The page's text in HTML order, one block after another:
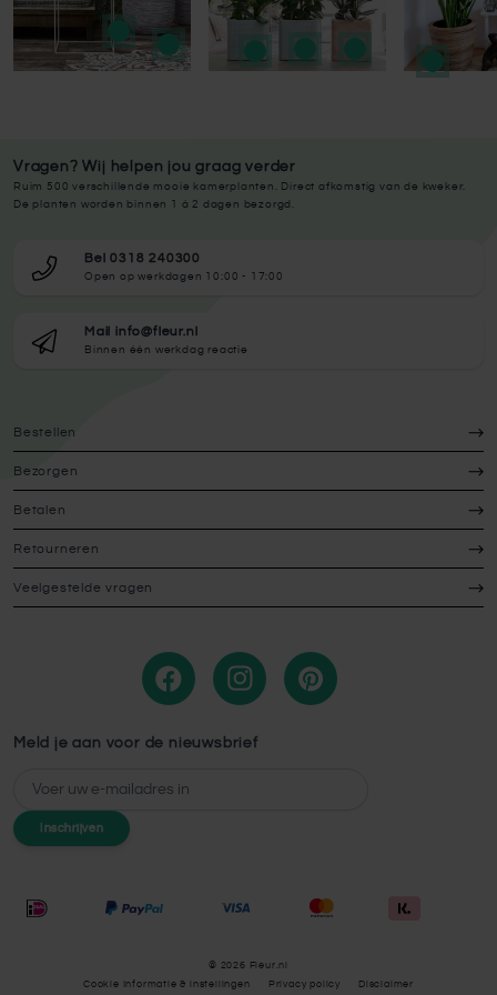
Vragen? Wij helpen jou graag verder
Ruim 500 verschillende mooie kamerplanten. Direct afkomstig van de kweker.
De planten worden binnen 1 à 2 dagen bezorgd.
Bel 0318 240300
Open op werkdagen 10:00 - 17:00
Mail info@fleur.nl
Binnen één werkdag reactie
Bestellen
Bezorgen
Betalen
Retourneren
Veelgestelde vragen
Meld je aan voor de nieuwsbrief
E-mailadres
Inschrijven
© 2026 Fleur.nl
Cookie Informatie & instellingen
Privacy policy Disclaimer